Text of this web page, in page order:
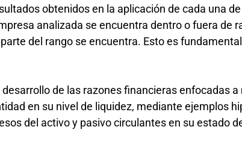
obtenidos en la aplicación de cada una
analizada se encuentra dentro o fuera de
del rango se encuentra. Esto es
de las razones financieras enfocadas a
en su nivel de liquidez, mediante ejemplos
del activo y pasivo circulantes en su estado